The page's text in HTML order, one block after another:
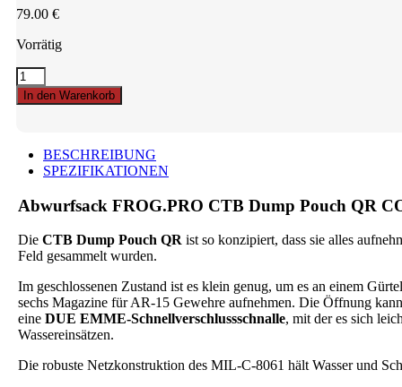
79.00 €
Vorrätig
Abwurfsack
FROG.PRO
CTB
QR
COYOTE
In den Warenkorb
BESCHREIBUNG
SPEZIFIKATIONEN
Abwurfsack FROG.PRO CTB Dump Pouch QR
Die CTB Dump Pouch QR ist so konzipiert, dass sie alles
Feld gesammelt wurden.
Im geschlossenen Zustand ist es klein genug, um es an einem
sechs Magazine für AR-15 Gewehre aufnehmen. Die Öffnung
eine DUE EMME-Schnellverschlussschnalle, mit der es sich
Wassereinsätzen.
Die robuste Netzkonstruktion des MIL-C-8061 hält Wasser und